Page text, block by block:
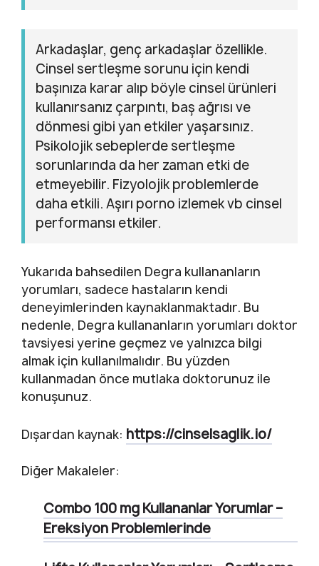
Arkadaşlar, genç arkadaşlar özellikle.
Cinsel sertleşme sorunu için kendi
başınıza karar alıp böyle cinsel ürünleri
kullanırsanız çarpıntı, baş ağrısı ve
dönmesi gibi yan etkiler yaşarsınız.
Psikolojik sebeplerde sertleşme
sorunlarında da her zaman etki de
etmeyebilir. Fizyolojik problemlerde
daha etkili. Aşırı porno izlemek vb cinsel
performansı etkiler.
Yukarıda bahsedilen Degra kullananların
yorumları, sadece hastaların kendi
deneyimlerinden kaynaklanmaktadır. Bu
nedenle, Degra kullananların yorumları doktor
tavsiyesi yerine geçmez ve yalnızca bilgi
almak için kullanılmalıdır. Bu yüzden
kullanmadan önce mutlaka doktorunuz ile
konuşunuz.
Dışardan kaynak: https://cinselsaglik.io/
Diğer Makaleler:
Combo 100 mg Kullananlar Yorumlar –
Ereksiyon Problemlerinde